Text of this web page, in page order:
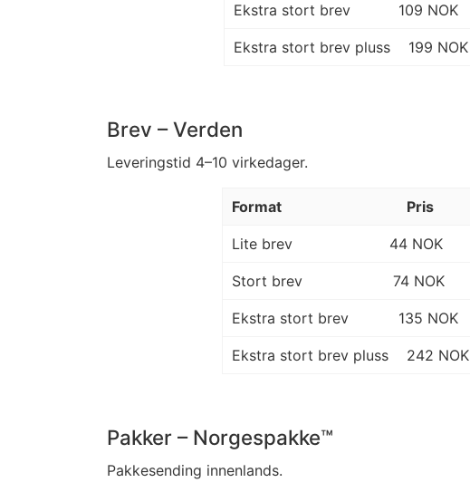
Ekstra stort brev 109 NOK
Ekstra stort brev pluss 199 NOK
Brev – Verden
Leveringstid 4–10 virkedager.
Format Pris
Lite brev 44 NOK
Stort brev 74 NOK
Ekstra stort brev 135 NOK
Ekstra stort brev pluss 242 NOK
Pakker – Norgespakke™
Pakkesending innenlands.